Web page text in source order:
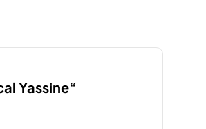
Yassine“